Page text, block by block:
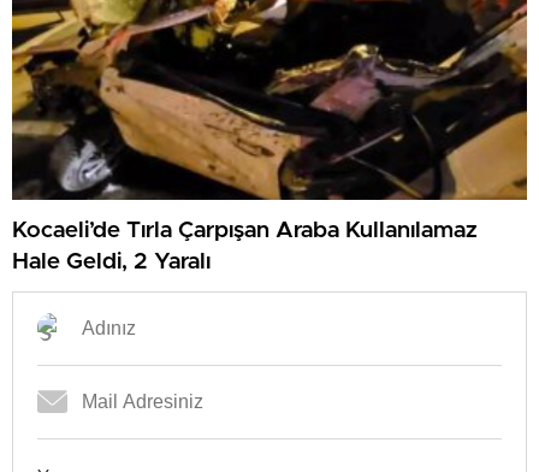
Kocaeli’de Tırla Çarpışan Araba Kullanılamaz
Hale Geldi, 2 Yaralı